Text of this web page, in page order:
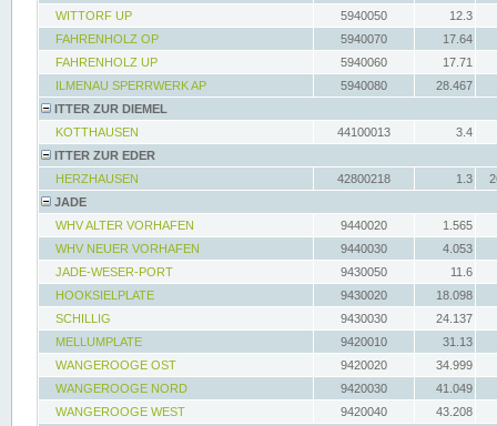
WITTORF UP
5940050
12.3
FAHRENHOLZ OP
5940070
17.64
FAHRENHOLZ UP
5940060
17.71
ILMENAU SPERRWERK AP
5940080
28.467
ITTER ZUR DIEMEL
KOTTHAUSEN
44100013
3.4
ITTER ZUR EDER
HERZHAUSEN
42800218 1.3
JADE
WHV ALTER VORHAFEN
9440020
1.565
WHV NEUER VORHAFEN
9440030
4.053
JADE-WESER-PORT
9430050
11.6
HOOKSIELPLATE
9430020
18.098
SCHILLIG
9430030
24.137
MELLUMPLATE
9420010
31.13
WANGEROOGE OST
9420020
34.999
WANGEROOGE NORD
9420030
41.049
WANGEROOGE WEST
9420040
43.208